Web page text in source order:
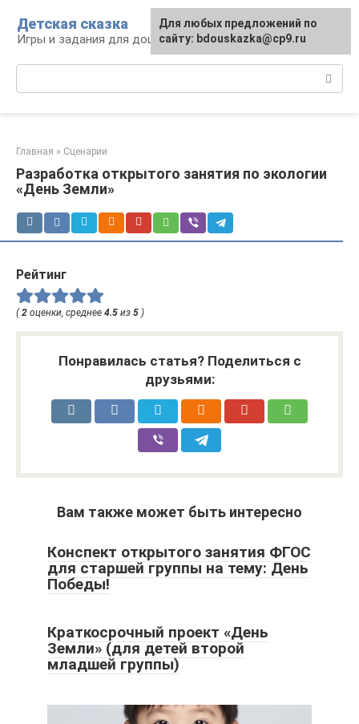
контенту
Детская сказка
Игры и задания для дошкольников
Главная » Сценарии
Разработка открытого занятия по экологии
«День Земли»
Рейтинг
(2 оценки, среднее 4.5 из 5 )
Понравилась статья? Поделиться с
друзьями:
Вам также может быть интересно
Конспект открытого занятия ФГОС
для старшей группы на тему: День
Победы!
Краткосрочный проект «День
Земли» (для детей второй
младшей группы)
Для любых предложений по
сайту: bdouskazka@cp9.ru